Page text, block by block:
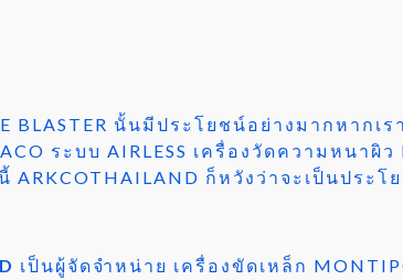
BLASTER นั้นมีประโยชน์อย่างมากหาก
ระบบ AIRLESS เครื่องวัดความหนาผิว
ARKCOTHAILAND ก็หวังว่าจะเป็นประ
เป็นผู้จัดจำหน่าย เครื่องขัดเหล็ก